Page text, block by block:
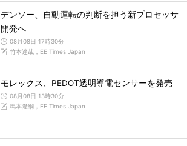
デンソー、自動運転の判断を担う新プロセッサ
開発へ
08月08日 17時30分
竹本達哉，EE Times Japan
モレックス、PEDOT透明導電センサーを発売
08月08日 13時30分
馬本隆綱，EE Times Japan